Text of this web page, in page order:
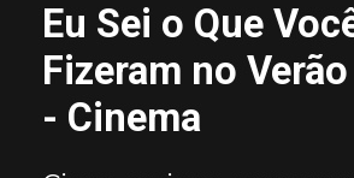
Eu Sei o Que
Fizeram no
- Cinema